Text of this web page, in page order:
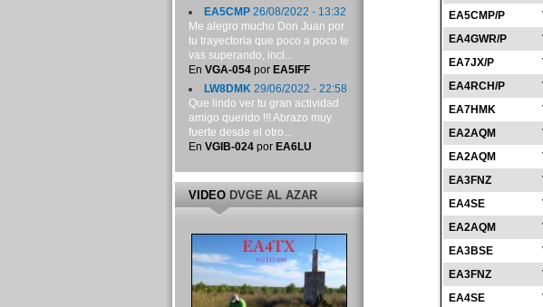
EA5CMP/P
EA4GWR/P
EA7JX/P
EA4RCH/P
EA7HMK
EA2AQM
EA2AQM
EA3FNZ
EA4SE
EA2AQM
EA3BSE
EA3FNZ
EA4SE
EA5CMP26/08/2022 - 13:32
Me alegro mucho Don Juan por
tu trayectoria que poco a poco te
vas superando, incl...
En VGA-054por EA5IFF
LW8DMK29/06/2022 - 22:58
Que lindo ver tu gran actividad
amigo querido !!! Abrazo muy
fuerte desde el otro...
En VGIB-024por EA6LU
VIDEODVGE AL AZAR